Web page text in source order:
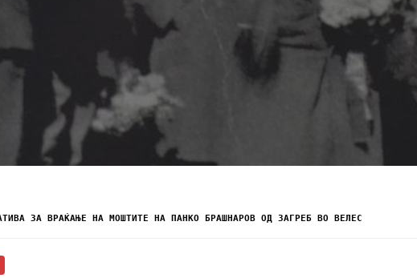
ЗА ВРАЌАЊЕ НА МОШТИТЕ НА ПАНКО БРАШНАРОВ ОД ЗАГРЕБ ВО ВЕЛЕС